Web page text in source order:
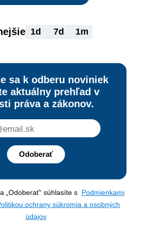
1d 7d 1m
sa k odberu noviniek
aktuálny prehľad v
práva a zákonov.
Odoberať
„Odoberať“ súhlasíte s Podmienkami
ochrany súkromia a osobných
údajov